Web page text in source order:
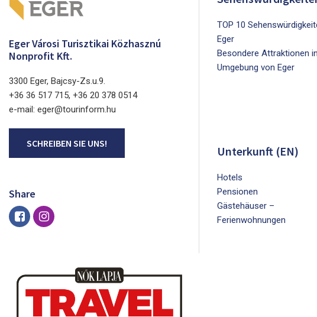
Eger Városi Turisztikai Közhasznú
Nonprofit Kft.
3300 Eger, Bajcsy-Zs.u.9.
+36 36 517 715, +36 20 378 0514
e-mail: eger@tourinform.hu
SCHREIBEN SIE UNS!
Share
TOP 10
Eger
Besondere Attraktionen
Umgebung von Eger
Unterkunft (EN)
Hotels
Pensionen
Gästehäuser –
Ferienwohnungen